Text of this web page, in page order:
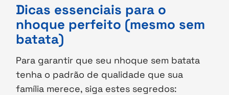
Dicas essenciais para o
nhoque perfeito (mesmo sem
batata)
Para garantir que seu nhoque sem batata
tenha o padrão de qualidade que sua
família merece, siga estes segredos: